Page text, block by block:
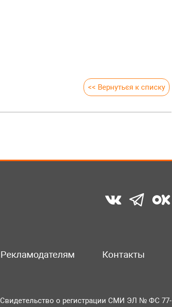
<< Вернуться к списку
Рекламодателям Контакты
Свидетельство о регистрации СМИ ЭЛ № ФС 77-